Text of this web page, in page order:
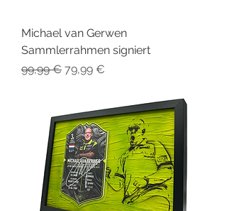
Michael van Gerwen
Sammlerrahmen signiert
Standardpreis
99,99 € Sale-Preis
79,99 €